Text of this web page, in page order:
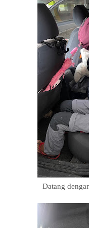
Datang